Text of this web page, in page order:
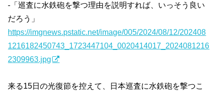
-「巡査に水鉄砲を撃つ理由を説明すれば、いっそう良い
だろう」
https://imgnews.pstatic.net/image/005/2024/08/12/202408
1216182450743_1723447104_0020414017_2024081216
2309963.jpg
来る15日の光復節を控えて、日本巡査に水鉄砲を撃つこ